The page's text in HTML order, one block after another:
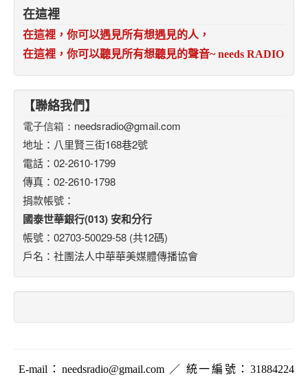
在這裡
在這裡，你可以遇見所有想遇見的人，
在這裡，你可以聽見所有想聽見的聲音~ needs RADIO
【聯絡我們】
電子信箱： needsradio@gmail.com
地址：八里賢三街168巷2號
電話：02-2610-1799
傳真：02-2610-1798
捐款帳號：
國泰世華銀行(013) 安和分行
帳號：02703-50029-58 (共12碼)
戶名：社團法人中華華美媒體傳播協會
E-mail ： needsradio@gmail.com ／ 統一編號：31884224